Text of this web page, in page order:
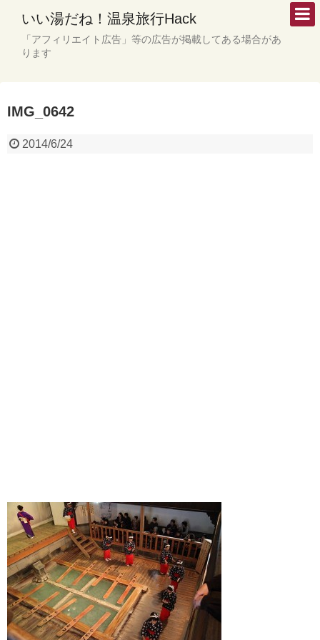
いい湯だね！温泉旅行Hack
「アフィリエイト広告」等の広告が掲載してある場合があ
ります
IMG_0642
2014/6/24